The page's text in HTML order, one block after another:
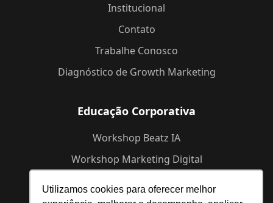
Utilizamos cookies para oferecer melhor
Institucional
Contato
Trabalhe Conosco
Diagnóstico de Growth Marketing
Educação Corporativa
Workshop Beatz IA
Workshop Marketing Digital